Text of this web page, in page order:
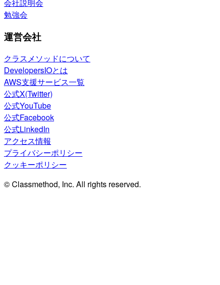
会社説明会
勉強会
運営会社
クラスメソッドについて
DevelopersIOとは
AWS支援サービス一覧
公式X(Twitter)
公式YouTube
公式Facebook
公式LinkedIn
アクセス情報
プライバシーポリシー
クッキーポリシー
© Classmethod, Inc. All rights reserved.